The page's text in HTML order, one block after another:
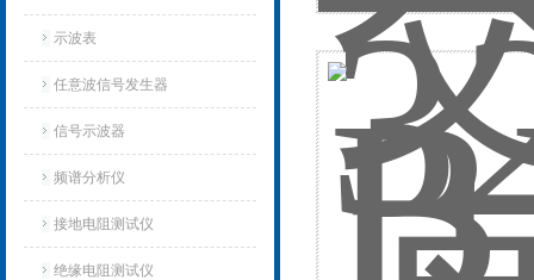
示波表
任意波信号发生器
信号示波器
频谱分析仪
接地电阻测试仪
绝缘电阻测试仪